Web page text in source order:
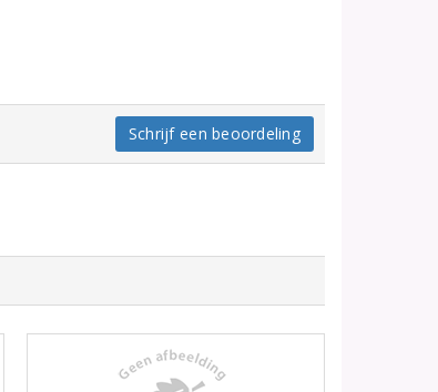
Schrijf een beoordeling